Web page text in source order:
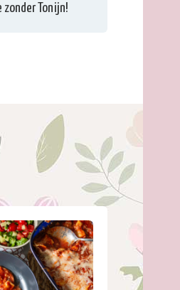
zonder Tonijn!